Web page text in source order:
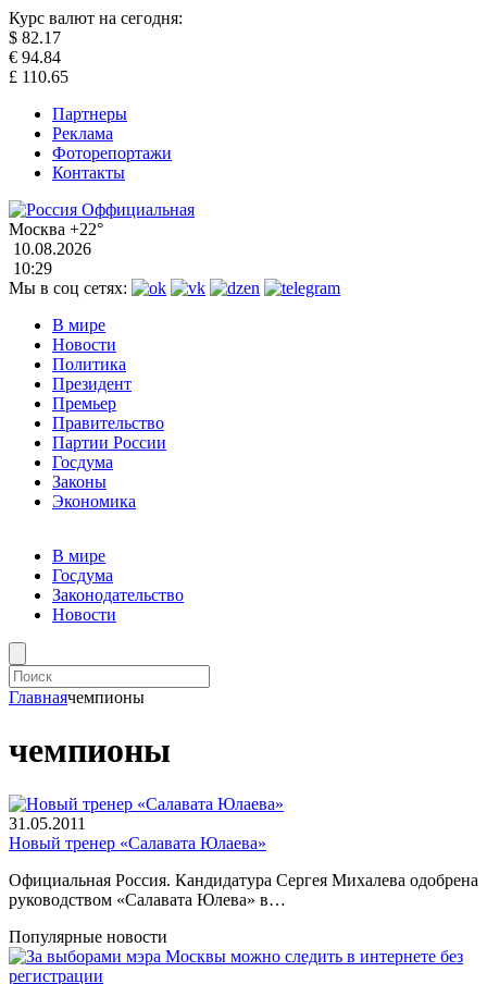
Курс валют на сегодня:
$ 82.17
€ 94.84
£ 110.65
Партнеры
Реклама
Фоторепортажи
Контакты
Москва +22°
10.08.2026
10:29
Мы в соц сетях:
В мире
Новости
Политика
Президент
Премьер
Правительство
Партии России
Госдума
Законы
Экономика
В мире
Госдума
Законодательство
Новости
Главнаячемпионы
чемпионы
31.05.2011
Новый тренер «Салавата Юлаева»
Официальная Россия. Кандидатура Сергея Михалева одобрена
руководством «Салавата Юлева» в…
Популярные новости